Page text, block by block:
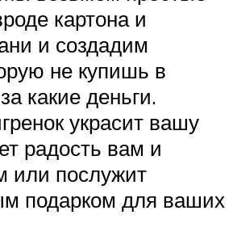
картона и
и создадим
не купишь в
какие деньги.
украсит вашу
радость вам и
или послужит
подарком для ваших